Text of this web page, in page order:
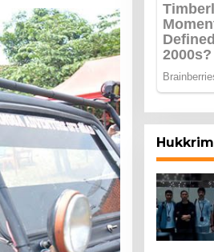
Hukkrim